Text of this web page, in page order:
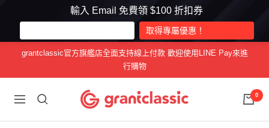
輸入 Email 免費領 $100 折扣券
內
grantclassic官方旗艦店全面支持線上付款 歡迎使用LINE Pay來進
行購物
導
grantclassic
特
0